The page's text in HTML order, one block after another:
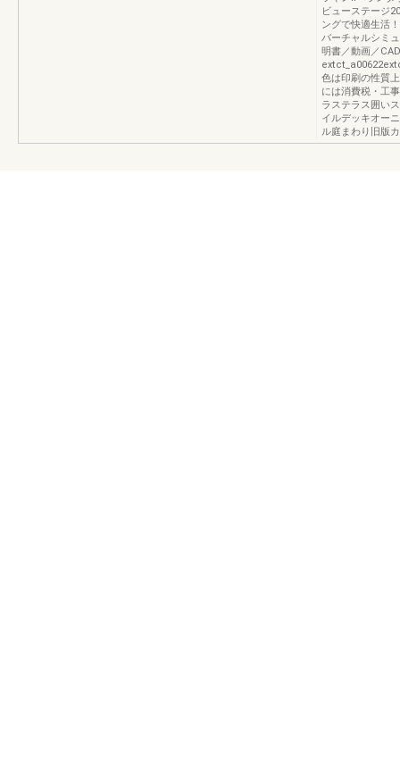
ビューステージ
ングで快適生活
バーチャルシミ
明書／動画／
色は印刷の性質
には消費税・工
ラステラス囲い
イルデッキオー
ル庭まわり旧版